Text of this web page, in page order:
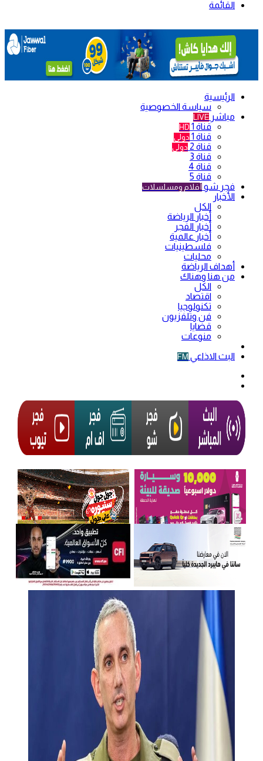
القائمة
الرئيسية
سياسة الخصوصية
مباشر LIVE
قناة 1 HD
قناة 1 دولي
قناة 2 دولي
قناة 3
قناة 4
قناة 5
فجر شو أفلام ومسلسلات
الأخبار
الكل
أخبار الرياضة
أخبار الفجر
أخبار عالمية
فلسطينيات
محليات
أهداف الرياضة
من هنا وهناك
الكل
اقتصاد
تكنولوجيا
فن وتلفزيون
قضايا
منوعات
البث الاذاعي FM